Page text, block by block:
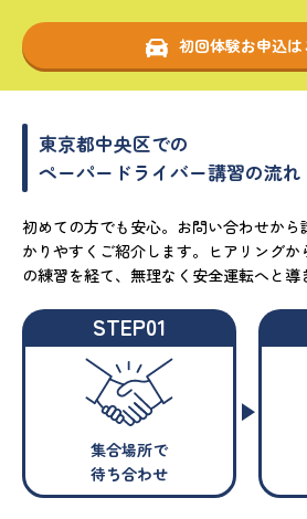
初回体験お申込は
東京都中央区での
ペーパードライバー講習の流れ
初めての方でも安心。お問い合わせか
かりやすくご紹介します。ヒアリング
の練習を経て、無理なく安全運転へと導
STEP01
集合場所で
待ち合わせ